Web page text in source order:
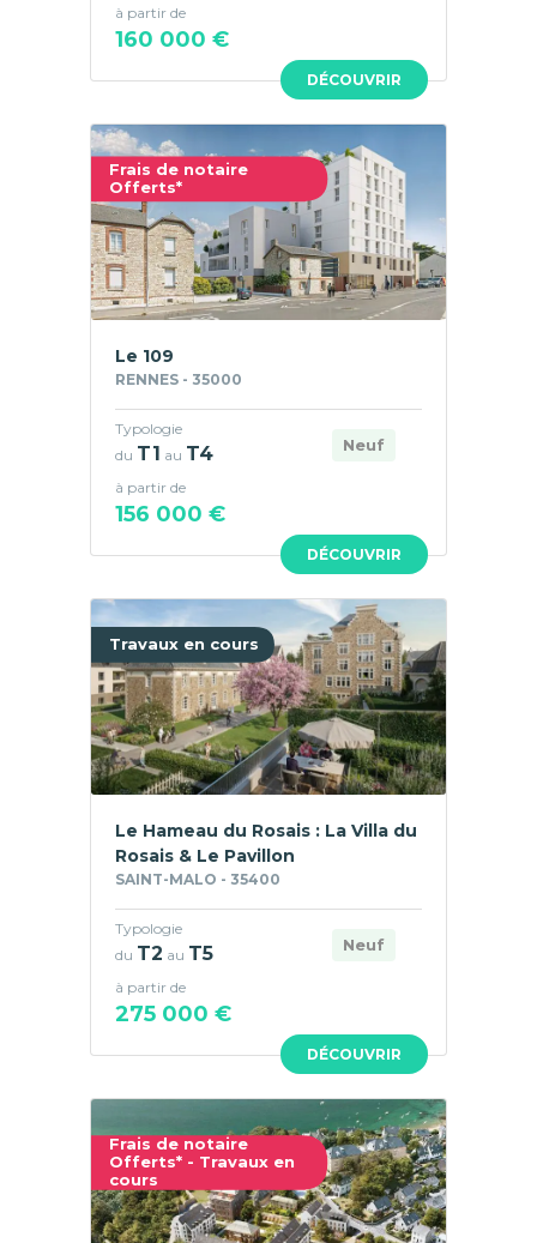
DÉCOUVRIR
à partir de
160 000 €
Frais de notaire
Offerts*
DÉCOUVRIR
Le 109
RENNES - 35000
Neuf
Typologie
du T1 au T4
à partir de
156 000 €
Travaux en cours
DÉCOUVRIR
Le Hameau du Rosais : La Villa du
Rosais & Le Pavillon
SAINT-MALO - 35400
Neuf
Typologie
du T2 au T5
à partir de
275 000 €
Frais de notaire
Offerts* - Travaux en
cours